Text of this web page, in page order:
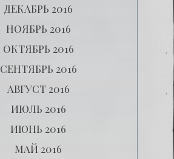
ДЕКАБРЬ 2016
НОЯБРЬ 2016
ОКТЯБРЬ 2016
СЕНТЯБРЬ 2016
АВГУСТ 2016
ИЮЛЬ 2016
ИЮНЬ 2016
МАЙ 2016